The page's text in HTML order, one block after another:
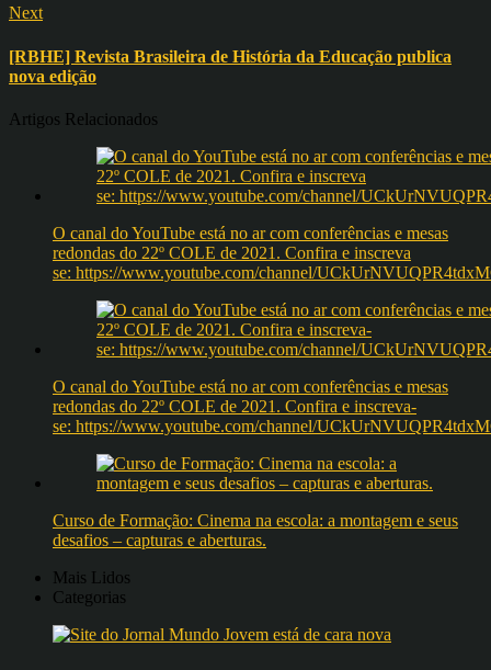
Next
[RBHE] Revista Brasileira de História da Educação publica
nova edição
Artigos Relacionados
O canal do YouTube está no ar com conferências e mesas
redondas do 22º COLE de 2021. Confira e inscreva
se: https://www.youtube.com/channel/
O canal do YouTube está no ar com conferências e mesas
redondas do 22º COLE de 2021. Confira e inscreva-
se: https://www.youtube.com/channel/
Curso de Formação: Cinema na escola: a montagem e seus
desafios – capturas e aberturas.
Mais Lidos
Categorias